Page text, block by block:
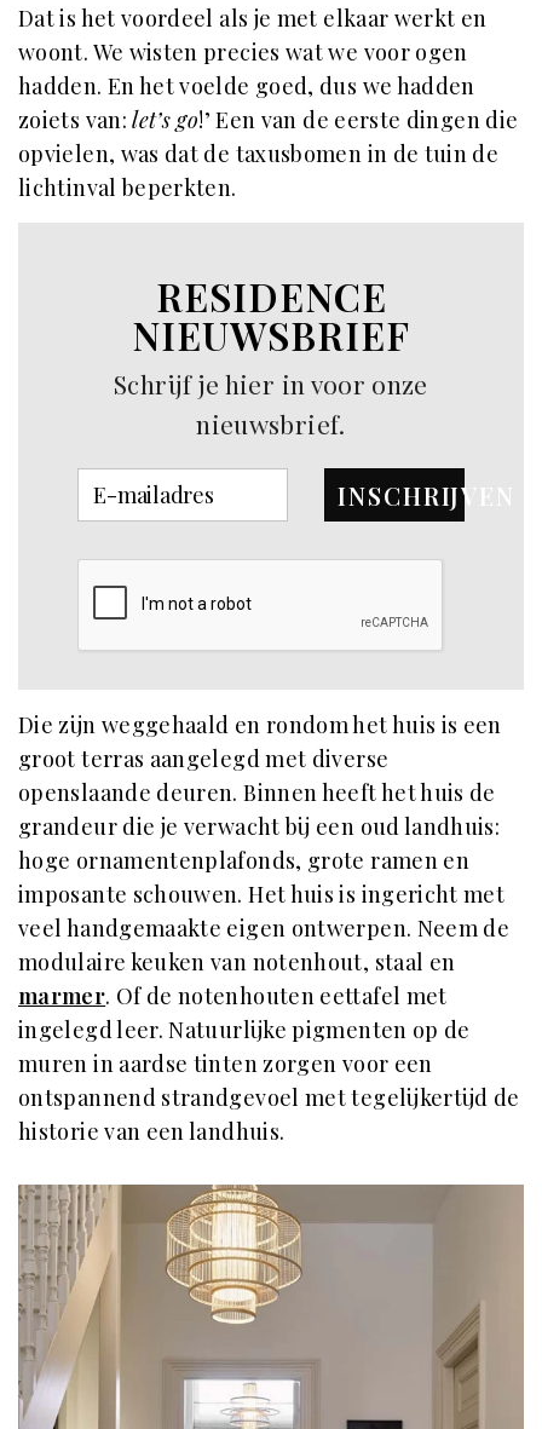
Dat is het voordeel als je met elkaar werkt en
woont. We wisten precies wat we voor ogen
hadden. En het voelde goed, dus we hadden
zoiets van:let’s go!’ Een van de eerste dingen die
opvielen, was dat de taxusbomen in de tuin de
lichtinval beperkten.
RESIDENCE
NIEUWSBRIEF
Schrijf je hier in voor onze
nieuwsbrief.
INSCHRIJVEN
Die zijn weggehaald en rondom het huis is een
groot terras aangelegd met diverse
openslaande deuren. Binnen heeft het huis de
grandeur die je verwacht bij een oud landhuis:
hoge ornamentenplafonds, grote ramen en
imposante schouwen. Het huis is ingericht met
veel handgemaakte eigen ontwerpen. Neem de
modulaire keuken van notenhout, staal en
marmer. Of de notenhouten eettafel met
ingelegd leer. Natuurlijke pigmenten op de
muren in aardse tinten zorgen voor een
ontspannend strandgevoel met tegelijkertijd de
historie van een landhuis.